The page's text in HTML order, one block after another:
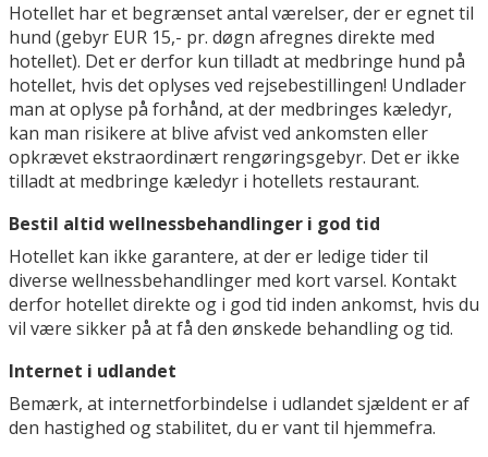
Hotellet har et begrænset antal værelser, der er egnet til
hund (gebyr EUR 15,- pr. døgn afregnes direkte med
hotellet). Det er derfor kun tilladt at medbringe hund på
hotellet, hvis det oplyses ved rejsebestillingen! Undlader
man at oplyse på forhånd, at der medbringes kæledyr,
kan man risikere at blive afvist ved ankomsten eller
opkrævet ekstraordinært rengøringsgebyr. Det er ikke
tilladt at medbringe kæledyr i hotellets restaurant.
Bestil altid wellnessbehandlinger i god tid
Hotellet kan ikke garantere, at der er ledige tider til
diverse wellnessbehandlinger med kort varsel. Kontakt
derfor hotellet direkte og i god tid inden ankomst, hvis du
vil være sikker på at få den ønskede behandling og tid.
Internet i udlandet
Bemærk, at internetforbindelse i udlandet sjældent er af
den hastighed og stabilitet, du er vant til hjemmefra.